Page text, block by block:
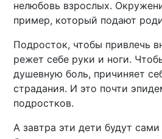
нелюбовь взрослых.
пример, который подают
Подросток, чтобы привлечь
режет себе руки и ноги.
душевную боль, причиняет
страдания. И это почти
подростков.
А завтра эти дети будут